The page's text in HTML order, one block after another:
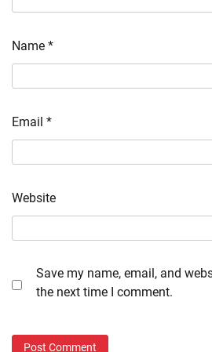
Name *
Email *
Website
Save my name, email, and
the next time I comment.